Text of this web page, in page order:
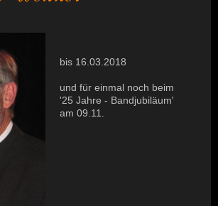
bis 16.03.2018
und für einmal noch beim
'25 Jahre - Bandjubiläum'
am 09.11.